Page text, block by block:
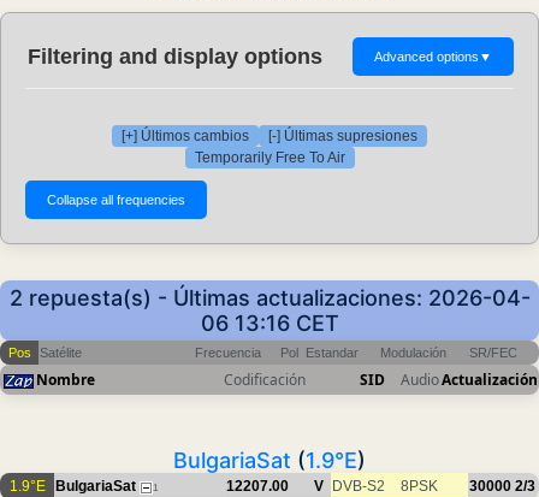
Filtering and display options Advanced options ▼
[+] Últimos cambios
[-] Últimas supresiones
Temporarily Free To Air
2 repuesta(s) - Últimas actualizaciones: 2026-04-
06 13:16 CET
Pos Satélite Frecuencia Pol Estandar Modulación SR/FEC
Nombre Codificación SID AudioActualización
BulgariaSat (1.9°E)
1.9°E BulgariaSat 1 12207.00 V DVB-S2 8PSK 30000 2/3